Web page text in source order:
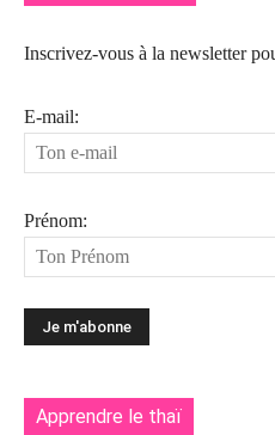
Inscrivez-vous à la newsletter
E-mail:
Prénom:
Apprendre le thaï